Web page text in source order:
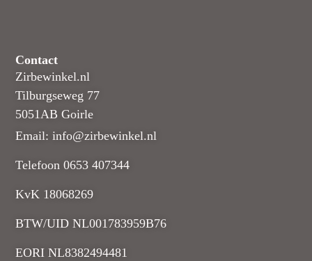
Contact
Zirbewinkel.nl
Tilburgseweg 77
5051AB Goirle
Email: info@zirbewinkel.nl
Telefoon 0653 407344
KvK 18068269
BTW/UID NL001783959B76
EORI NL8382494481